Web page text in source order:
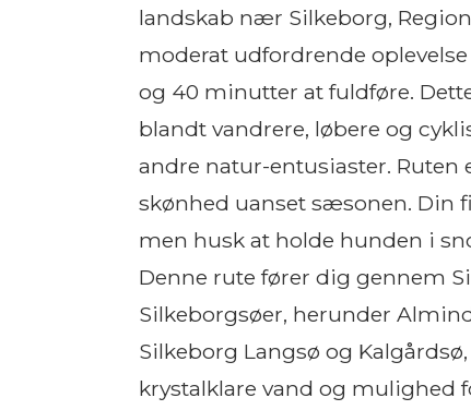
landskab nær Silkeborg,
moderat udfordrende
og 40 minutter at fuldføre.
blandt vandrere, løbere og
andre natur-entusiaster. Ruten
skønhed uanset sæsonen. Din
men husk at holde hunden i
Denne rute fører dig gennem
Silkeborgsøer, herunder
Silkeborg Langsø og
krystalklare vand og mulighed